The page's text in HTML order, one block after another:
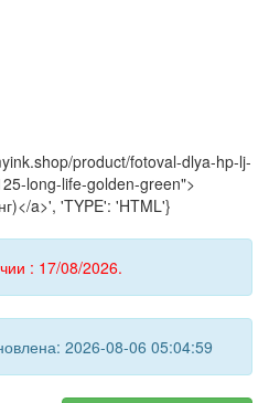
product/fotoval-dlya-hp-lj-
long-life-golden-green">
a>', 'TYPE': 'HTML'}
: 17/08/2026.
2026-08-06 05:04:59